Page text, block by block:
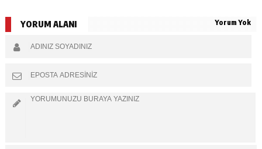
YORUM ALANI Yorum Yok